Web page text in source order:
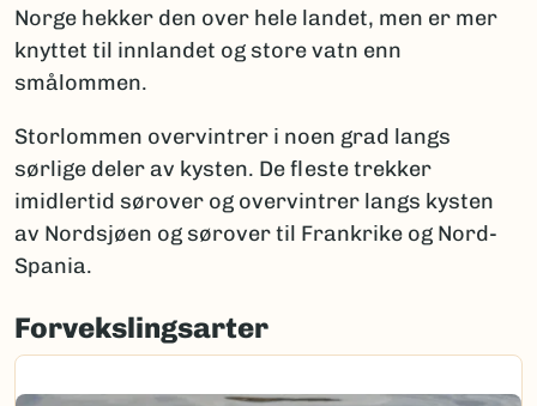
Norge hekker den over hele landet, men er mer
knyttet til innlandet og store vatn enn
smålommen.
Storlommen overvintrer i noen grad langs
sørlige deler av kysten. De fleste trekker
imidlertid sørover og overvintrer langs kysten
av Nordsjøen og sørover til Frankrike og Nord-
Spania.
Forvekslingsarter